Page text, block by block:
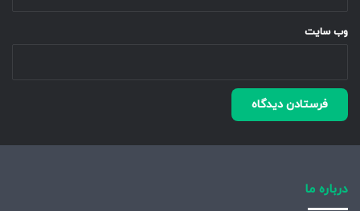
وب‌ سایت
درباره ما